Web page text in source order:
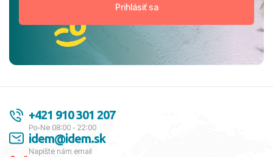
+421 910 301 207
Po-Ne 08:00 - 22:00
idem@idem.sk
Napíšte nám email